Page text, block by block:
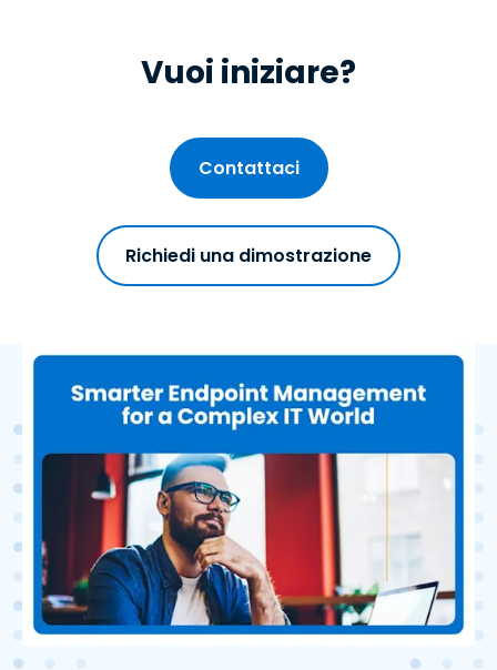
Vuoi iniziare?
Contattaci
Richiedi una dimostrazione